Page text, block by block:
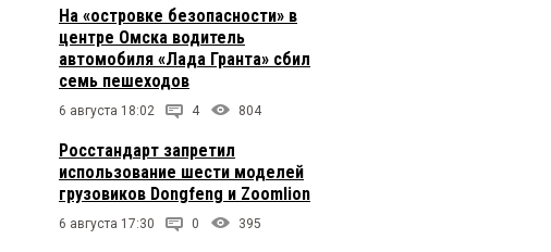
На «островке безопасности» в
центре Омска водитель
автомобиля «Лада Гранта» сбил
семь пешеходов
6 августа 18:02 4 804
Росстандарт запретил
использование шести моделей
грузовиков Dongfeng и Zoomlion
6 августа 17:30 0 395